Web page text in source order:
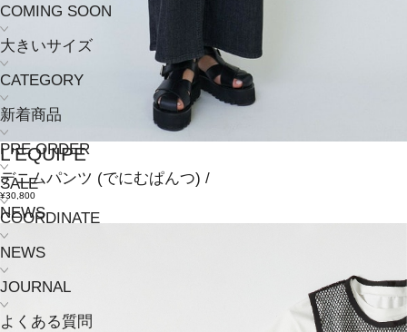
COMING SOON
大きいサイズ
CATEGORY
新着商品
PRE ORDER
SALE
COORDINATE
NEWS
JOURNAL
よくある質問
L'EQUIPE
デニムパンツ (でにむぱんつ) /
¥30,800
NEWS